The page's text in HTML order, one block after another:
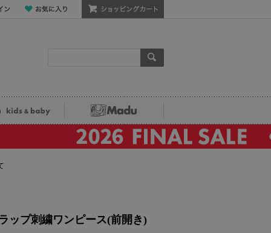
Madu
ップ刺繍ワンピース(前開き)